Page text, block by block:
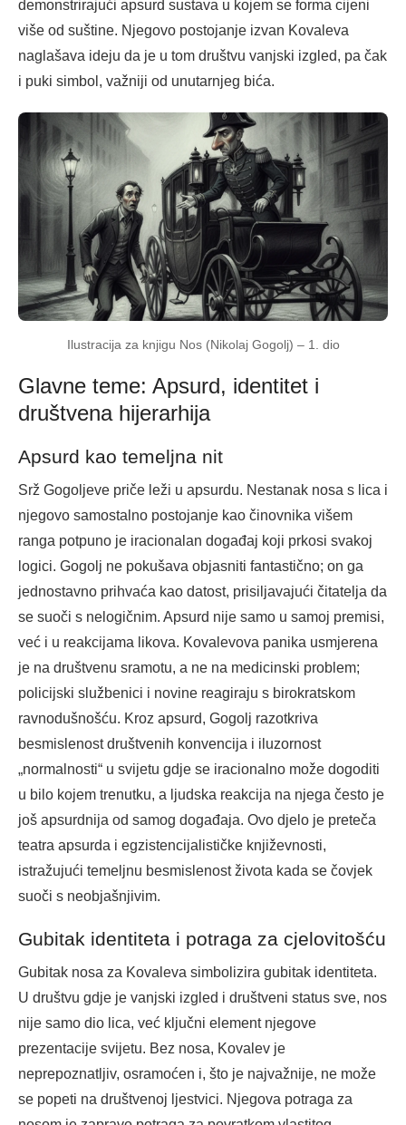
demonstrirajući apsurd sustava u kojem se forma cijeni
više od suštine. Njegovo postojanje izvan Kovaleva
naglašava ideju da je u tom društvu vanjski izgled, pa čak
i puki simbol, važniji od unutarnjeg bića.
Ilustracija za knjigu Nos (Nikolaj Gogolj) – 1. dio
Glavne teme: Apsurd, identitet i
društvena hijerarhija
Apsurd kao temeljna nit
Srž Gogoljeve priče leži u apsurdu. Nestanak nosa s lica i
njegovo samostalno postojanje kao činovnika višem
ranga potpuno je iracionalan događaj koji prkosi svakoj
logici. Gogolj ne pokušava objasniti fantastično; on ga
jednostavno prihvaća kao datost, prisiljavajući čitatelja da
se suoči s nelogičnim. Apsurd nije samo u samoj premisi,
već i u reakcijama likova. Kovalevova panika usmjerena
je na društvenu sramotu, a ne na medicinski problem;
policijski službenici i novine reagiraju s birokratskom
ravnodušnošću. Kroz apsurd, Gogolj razotkriva
besmislenost društvenih konvencija i iluzornost
„normalnosti“ u svijetu gdje se iracionalno može dogoditi
u bilo kojem trenutku, a ljudska reakcija na njega često je
još apsurdnija od samog događaja. Ovo djelo je preteča
teatra apsurda i egzistencijalističke književnosti,
istražujući temeljnu besmislenost života kada se čovjek
suoči s neobjašnjivim.
Gubitak identiteta i potraga za cjelovitošću
Gubitak nosa za Kovaleva simbolizira gubitak identiteta.
U društvu gdje je vanjski izgled i društveni status sve, nos
nije samo dio lica, već ključni element njegove
prezentacije svijetu. Bez nosa, Kovalev je
neprepoznatljiv, osramoćen i, što je najvažnije, ne može
se popeti na društvenoj ljestvici. Njegova potraga za